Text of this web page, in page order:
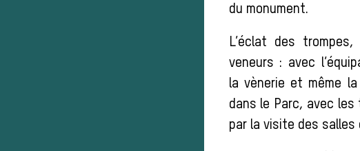
du monument.
L’éclat des
veneurs : avec
la vènerie et même
dans le Parc, avec les
par la visite des salles